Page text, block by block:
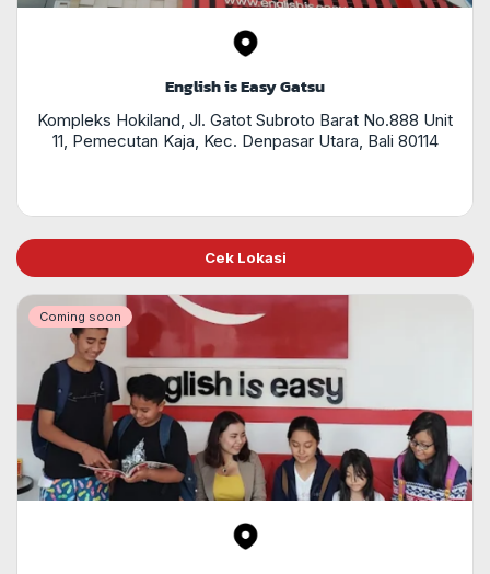
English is Easy Gatsu
Kompleks Hokiland, Jl. Gatot Subroto Barat No.888 Unit
11, Pemecutan Kaja, Kec. Denpasar Utara, Bali 80114
Cek Lokasi
Coming soon